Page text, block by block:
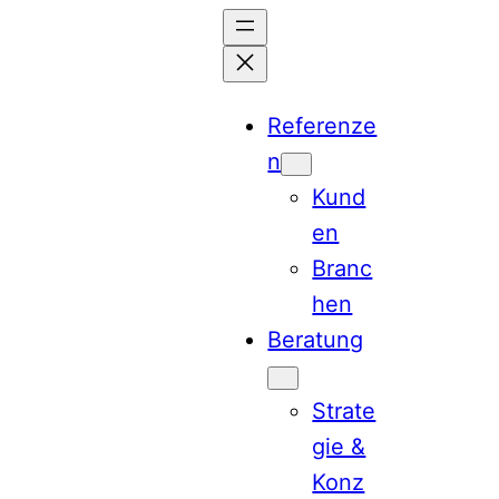
Referenze
n
Kund
en
Branc
hen
Beratung
Strate
gie &
Konz